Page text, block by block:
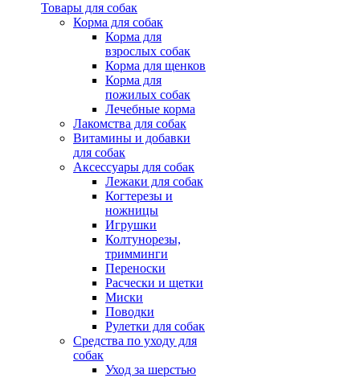
Товары для собак
Корма для собак
Корма для
взрослых собак
Корма для щенков
Корма для
пожилых собак
Лечебные корма
Лакомства для собак
Витамины и добавки
для собак
Аксессуары для собак
Лежаки для собак
Когтерезы и
ножницы
Игрушки
Колтунорезы,
тримминги
Переноски
Расчески и щетки
Миски
Поводки
Рулетки для собак
Средства по уходу для
собак
Уход за шерстью